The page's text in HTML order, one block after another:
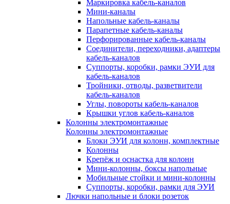
Маркировка кабель-каналов
Мини-каналы
Напольные кабель-каналы
Парапетные кабель-каналы
Перфорированные кабель-каналы
Соединители, переходники, адаптеры
кабель-каналов
Суппорты, коробки, рамки ЭУИ для
кабель-каналов
Тройники, отводы, разветвители
кабель-каналов
Углы, повороты кабель-каналов
Крышки углов кабель-каналов
Колонны электромонтажные
Колонны электромонтажные
Блоки ЭУИ для колонн, комплектные
Колонны
Крепёж и оснастка для колонн
Мини-колонны, боксы напольные
Мобильные стойки и мини-колонны
Суппорты, коробки, рамки для ЭУИ
Лючки напольные и блоки розеток